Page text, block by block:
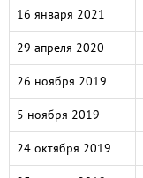
16 января 2021
29 апреля 2020
26 ноября 2019
5 ноября 2019
24 октября 2019